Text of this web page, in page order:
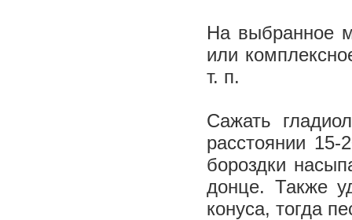
На выбранное
или
т. п.
Сажать
расстоянии
бороздки
донце. Также
конуса, тогда